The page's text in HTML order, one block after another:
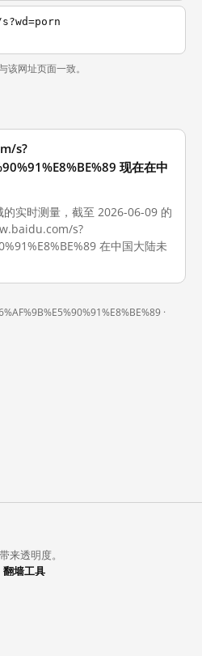
该网址页面一致。
s?
现在在中
实时测量，截至 2026-06-09 的
s?
在中国大陆未
·
来透明度。
翻墙工具